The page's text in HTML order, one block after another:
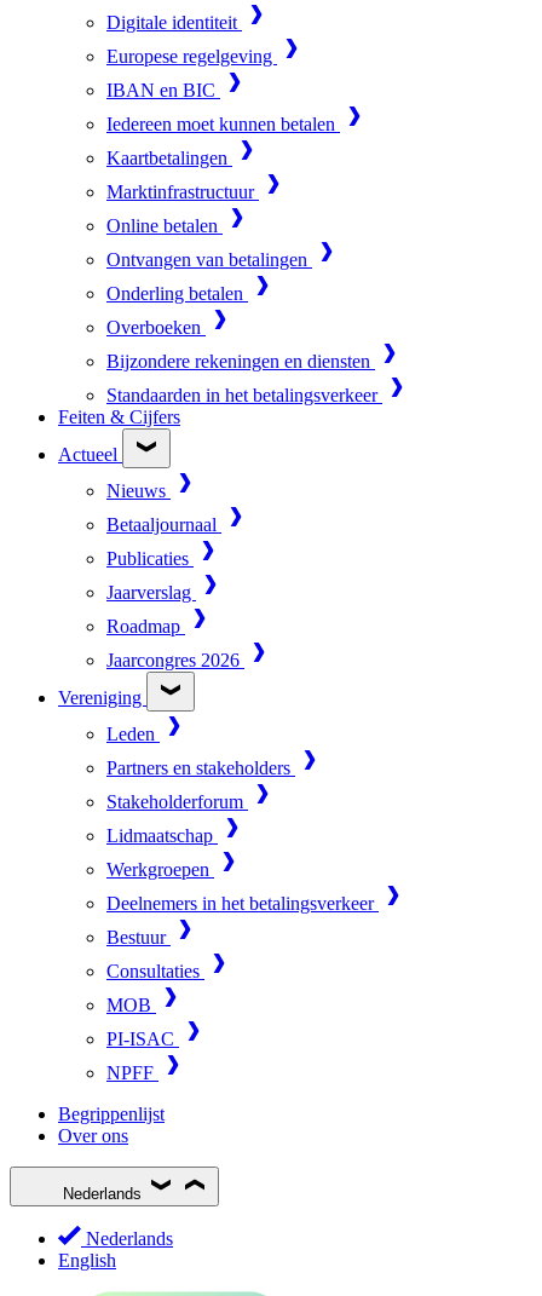
Digitale identiteit
Europese regelgeving
IBAN en BIC
Iedereen moet kunnen betalen
Kaartbetalingen
Marktinfrastructuur
Online betalen
Ontvangen van betalingen
Onderling betalen
Overboeken
Bijzondere rekeningen en diensten
Standaarden in het betalingsverkeer
Feiten & Cijfers
Actueel
Nieuws
Betaaljournaal
Publicaties
Jaarverslag
Roadmap
Jaarcongres 2026
Vereniging
Leden
Partners en stakeholders
Stakeholderforum
Lidmaatschap
Werkgroepen
Deelnemers in het betalingsverkeer
Bestuur
Consultaties
MOB
PI-ISAC
NPFF
Begrippenlijst
Over ons
Nederlands
Nederlands
English